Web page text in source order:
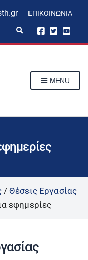
ΕΠΙΚΟΙΝΩΝΊΑ
p
m
MENU
/ Θέσεις Εργασίας
εφημερίες